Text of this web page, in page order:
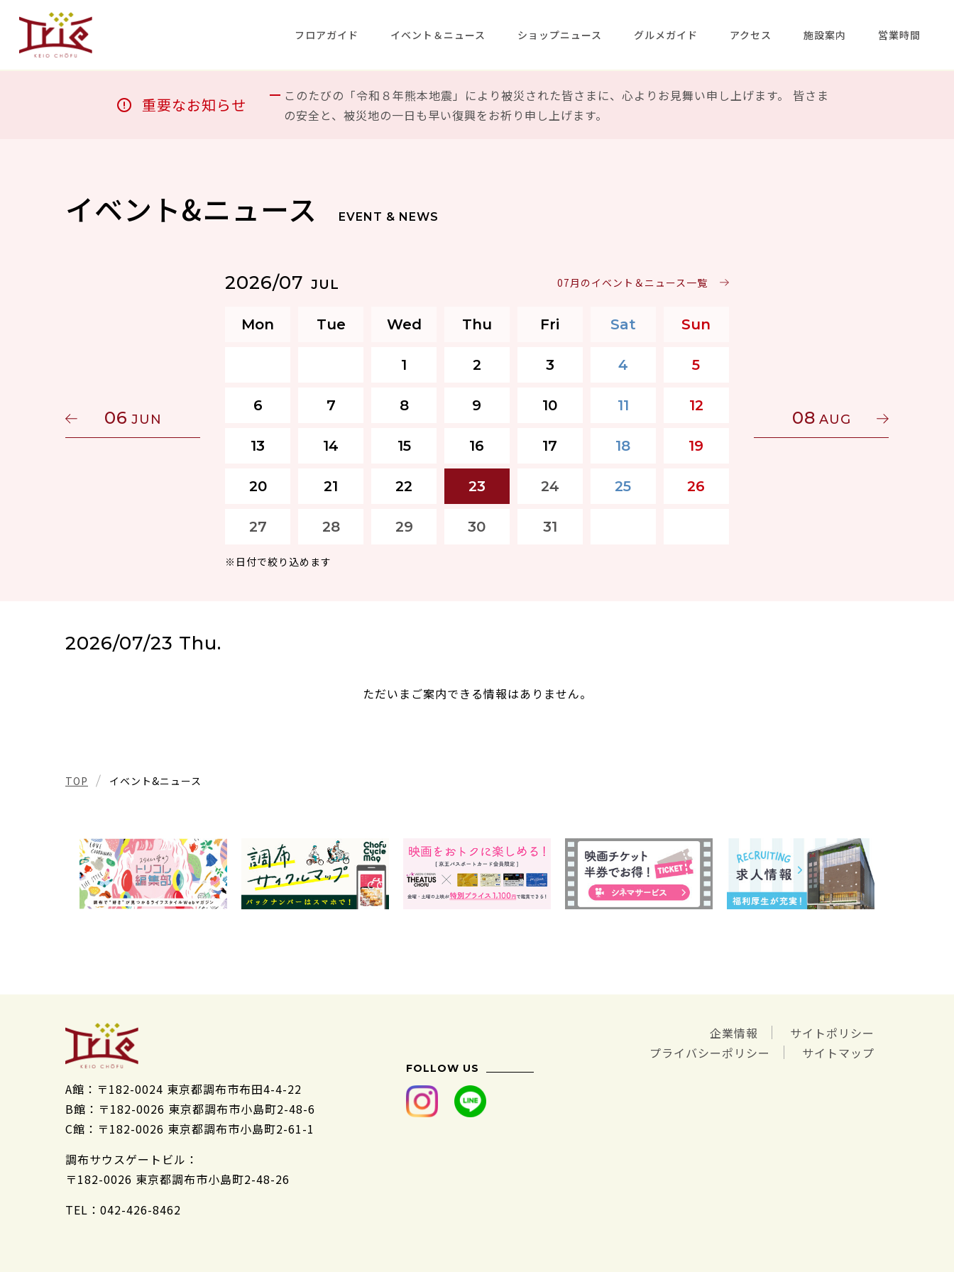
フロアガイド イベント＆ニュース ショップニュース グルメガイド アクセス 施設案内 営業時間
重要なお知らせ
このたびの「令和８年熊本地震」により被災された皆さまに、心よりお見舞い申し上げます。 皆さま
の安全と、被災地の一日も早い復興をお祈り申し上げます。
イベント&ニュース EVENT & NEWS
06 JUN
2026/07 JUL 07月のイベント＆ニュース一覧
Mon Tue Wed Thu Fri Sat Sun
1 2 3 4 5
6 7 8 9 10 11 12
13 14 15 16 17 18 19
20 21 22 23 24 25 26
27 28 29 30 31
※日付で絞り込めます
08 AUG
2026/07/23 Thu.
ただいまご案内できる情報はありません。
TOP イベント&ニュース
A館： 〒182-0024 東京都調布市布田4-4-22
B館： 〒182-0026 東京都調布市小島町2-48-6
C館： 〒182-0026 東京都調布市小島町2-61-1
調布サウスゲートビル：
〒182-0026 東京都調布市小島町2-48-26
TEL：042-426-8462
FOLLOW US
企業情報
サイトポリシー
プライバシーポリシー
サイトマップ